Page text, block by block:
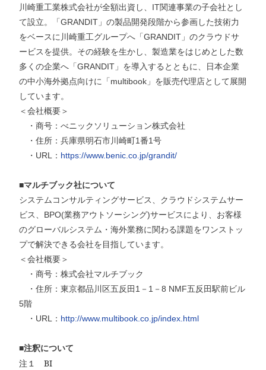
川崎重工業株式会社が全額出資し、 IT関連事業の子会社とし
て設立。「GRANDIT 」の製品開発段階から参画した技術力
をベースに川崎重工グループへ「GRANDIT 」のクラウドサ
ービスを提供。その経験を生かし、製造業をはじめとした数
多くの企業へ「GRANDIT 」を導入するとともに、日本企業
の中小海外拠点向けに「multibook 」を販売代理店として展開
しています。
＜会社概要＞
・商号：べニックソリューション株式会社
・住所：兵庫県明石市川崎町1番1号
・ URL ： https://www.benic.co.jp/grandit/
■マルチブック社について
システムコンサルティングサービス、クラウドシステムサー
ビス、 BPO(業務アウトソーシング)サービスにより、お客様
のグローバルシステム・海外業務に関わる課題をワンストッ
プで解決できる会社を目指しています。
＜会社概要＞
・商号：株式会社マルチブック
・住所：東京都品川区五反田 1 － 1 －8 NMF五反田駅前ビル
5階
・ URL ： http://www.multibook.co.jp/index.html
■注釈について
注１BI